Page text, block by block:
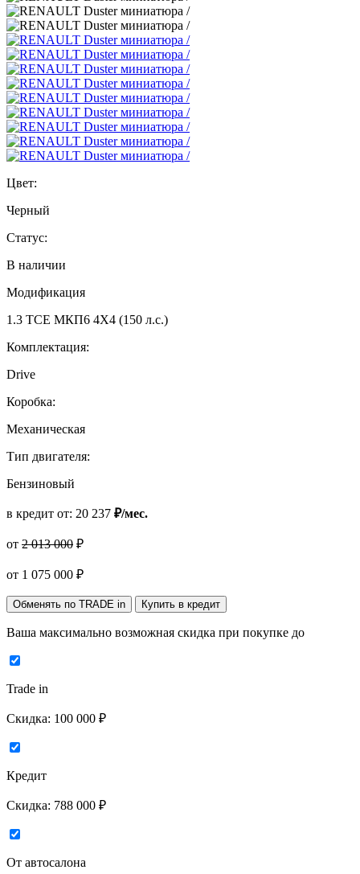
Цвет:
Черный
Статус:
В наличии
Модификация
1.3 TCE МКП6 4Х4 (150 л.с.)
Комплектация:
Drive
Коробка:
Механическая
Тип двигателя:
Бензиновый
в кредит от: 20 237 ₽/мес.
от 2 013 000 ₽
от 1 075 000 ₽
Обменять по TRADE in Купить в кредит
Ваша максимально возможная скидка при покупке до
Trade in
Скидка: 100 000 ₽
Кредит
Скидка: 788 000 ₽
От автосалона